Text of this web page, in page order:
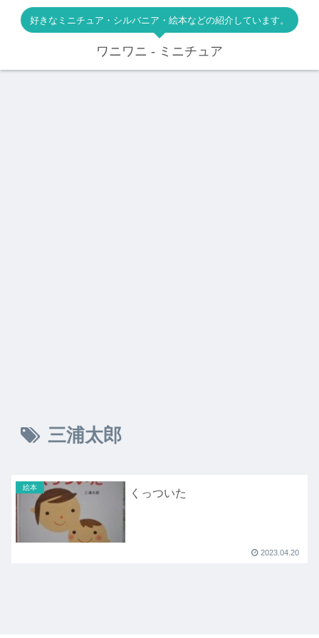
好きなミニチュア・シルバニア・絵本などの紹介しています。
ワニワニ - ミニチュア
三浦太郎
絵本 くっついた
2023.04.20